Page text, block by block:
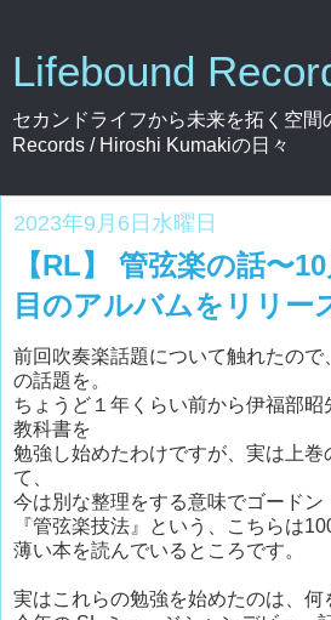
Lifebound
セカンドライフから未来を拓く空間
Records / Hiroshi Kumakiの日々
2023年9月6日水曜日
【RL】 管弦楽の話〜
目のアルバムをリリー
前回吹奏楽話題について触れたので
の話題を。
ちょうど１年くらい前から伊福部
教科書を
勉強し始めたわけですが、実は上巻
て、
今は別な整理をする意味でゴードン
『管弦楽技法』という、こちらは
薄い本を読んでいるところです。
実はこれらの勉強を始めたのは、何